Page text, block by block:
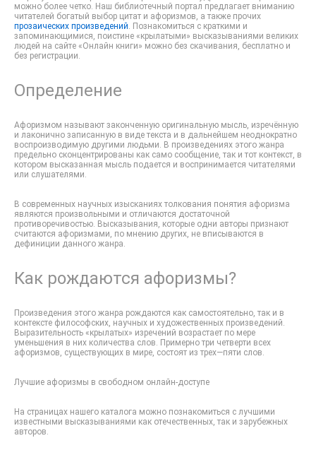
можно более четко. Наш библиотечный портал предлагает вниманию
читателей богатый выбор цитат и афоризмов, а также прочих
прозаических произведений. Познакомиться с краткими и
запоминающимися, поистине «крылатыми» высказываниями великих
людей на сайте «Онлайн книги» можно без скачивания, бесплатно и
без регистрации.
Определение
Афоризмом называют законченную оригинальную мысль, изречённую
и лаконично записанную в виде текста и в дальнейшем неоднократно
воспроизводимую другими людьми. В произведениях этого жанра
предельно сконцентрированы как само сообщение, так и тот контекст, в
котором высказанная мысль подается и воспринимается читателями
или слушателями.
В современных научных изысканиях толкования понятия афоризма
являются произвольными и отличаются достаточной
противоречивостью. Высказывания, которые одни авторы признают
считаются афоризмами, по мнению других, не вписываются в
дефиниции данного жанра.
Как рождаются афоризмы?
Произведения этого жанра рождаются как самостоятельно, так и в
контексте философских, научных и художественных произведений.
Выразительность «крылатых» изречений возрастает по мере
уменьшения в них количества слов. Примерно три четверти всех
афоризмов, существующих в мире, состоят из трех—пяти слов.
Лучшие афоризмы в свободном онлайн-доступе
На страницах нашего каталога можно познакомиться с лучшими
известными высказываниями как отечественных, так и зарубежных
авторов.